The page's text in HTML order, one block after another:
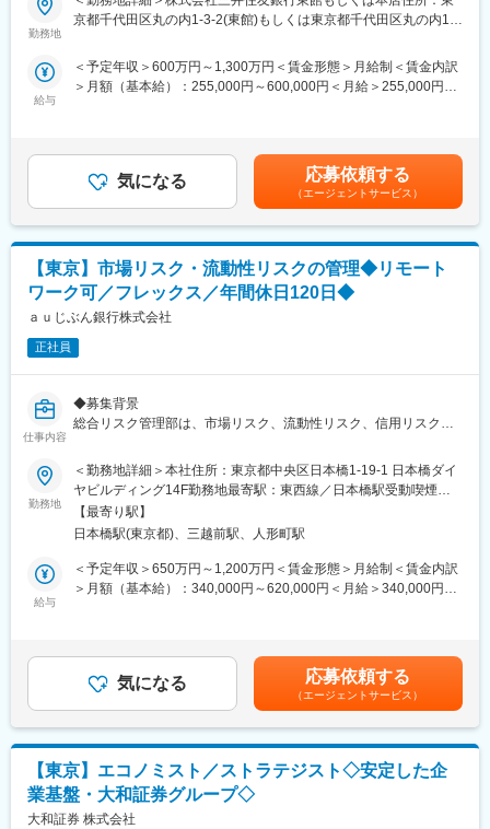
スピーディにお応えすることで、お客さまや経済・社会の豊かな
■教育体制
またＥラーニングを活用することでスキルアップが可能です。
広いキャリア形成が可能です。
通常の発令や社内公募によるポジション変更が行われ、フロント
業務のみならず、企画・推進・支援・事務・内部管理・システム
等々のミドルバック業務への異動の可能性もあります。
変更の範囲：会社の定める業務
■業務内容、案件例：下記のような、行内・顧客向けプレゼンテー
・中央銀行動向ウォッチ
・各種市場動向調査・分析
く等のキャリアパスも展望できます。
【変更の範囲：当行の定める業務】
変更の範囲：本文参照
勤務地
京都千代田区丸の内1-3-2(東館)もしくは東京都千代田区丸の内1-
喫煙対策：屋内全面禁煙変更の範囲：本文参照
給与
＜予定年収＞600万円～1,300万円＜賃金形態＞月給制＜賃金内訳
＞月額（基本給）：255,000円～600,000円＜月給＞255,000円～
あり、選考を通じて上下する可能性があります。月給(月額)は固定
手当を含めた表記です。
気になる 応募依頼する
（エージェントサービス）
【東京】市場リスク・流動性リスクの管理◆リモート
ワーク可／フレックス／年間休日120日◆
ａｕじぶん銀行株式会社
正社員
仕事内容
◆募集背景
総合リスク管理部は、市場リスク、流動性リスク、信用リスク、
クの管理・運営を行う専門部署です。
当社はインターネット専業銀行として成長を続けておりますが、
今後の事業領域の拡大を見据え、管理体制を強化・高度化させる
ため、市場リスク・流動性リスク管理業務のメンバーを募集いた
します。
◆業務内容
の報告等
・証券化商品・ファンド・私募REIT等投資にかかるリスクコント
ロール（ミドル部署としてのデューデリジェンス・モニタリング
◆配属部署について
部長＋下記2グループの体制で、計13名で構成されております。
（26年3月時点）
・企画・信用リスク管理グループ：7名
勤務地
＜勤務地詳細＞本社住所：東京都中央区日本橋1-19-1 日本橋ダイ
ヤビルディング14F勤務地最寄駅：東西線／日本橋駅受動喫煙対
策：屋内全面禁煙変更の範囲：会社の定める事業所
【最寄り駅】
日本橋駅(東京都)、三越前駅、人形町駅
給与
＜予定年収＞650万円～1,200万円＜賃金形態＞月給制＜賃金内訳
＞月額（基本給）：340,000円～620,000円＜月給＞340,000円～
のみ支給対象とし、1分単位で全額支給します。※給与額はご経
験・現年収等を考慮して個別に決定します。■賞与/昇給：年2回
（6月、12月）賃金はあくまでも目安の金額であり、選考を通じ
て上下する可能性があります。月給(月額)は固定手当を含めた表記
です。
気になる 応募依頼する
（エージェントサービス）
【東京】エコノミスト／ストラテジスト◇安定した企
業基盤・大和証券グループ◇
大和証券 株式会社